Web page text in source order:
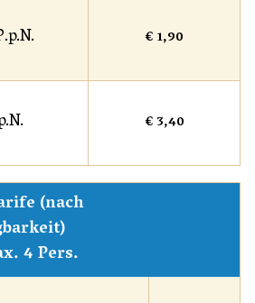
€ 1,90
€ 3,40
(nach
4 Pers.